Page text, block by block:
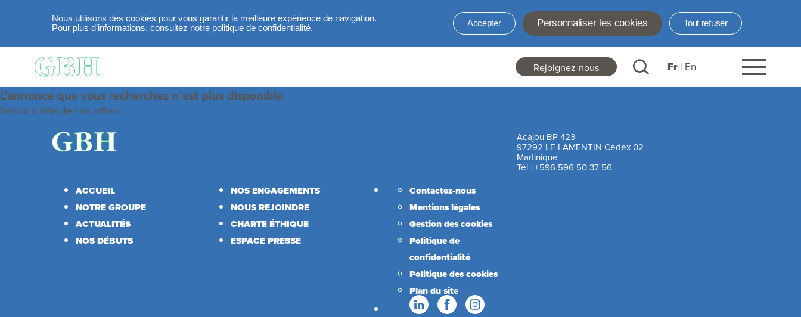
Nous utilisons des cookies pour vous garantir la meilleure expérience de navigation.
Pour plus d’informations, consultez notre politique de confidentialité.
Accepter Personnaliser les cookies Tout refuser
Aller au contenu principal
Header
Rejoignez-nous Fr En
L’annonce que vous recherchez n’est plus disponible.
Retour à liste de nos offres
Acajou BP 423
97292 LE LAMENTIN Cedex 02
Martinique
Tél :+596 596 50 37 56
Footer
menu
ACCUEIL
NOTRE GROUPE
ACTUALITÉS
NOS DÉBUTS
NOS ENGAGEMENTS
NOUS REJOINDRE
CHARTE ÉTHIQUE
ESPACE PRESSE
Liens utiles
Contactez-nous
Mentions légales
Gestion des cookies
Politique de
confidentialité
Politique des cookies
Plan du site
Suivez-nous sur les réseaux sociaux